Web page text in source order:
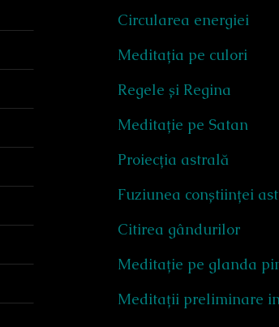
Circularea energiei
Meditația pe culori
Regele și Regina
Meditație pe Satan
Proiecția astrală
Fuziunea conștiinței
Citirea gândurilor
Meditație pe glanda
Meditații preliminare